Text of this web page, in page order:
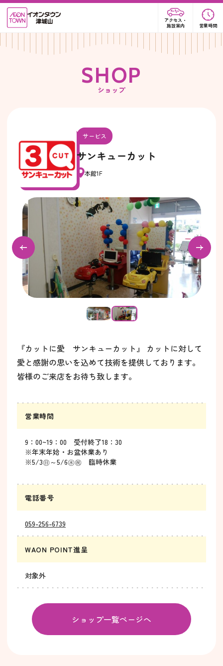
アクセス・
施設案内
営業時間
SHOP
ショップ
サービス
サンキューカット
本館1F
『カットに愛 サンキューカット』 カットに対して
愛と感謝の思いを込めて技術を提供しております。
皆様のご来店をお待ち致します。
営業時間
9：00~19：00 受付終了18：30
※年末年始・お盆休業あり
※5/3㊐～5/6㊌㊗ 臨時休業
電話番号
059-256-6739
WAON POINT進呈
対象外
ショップ一覧ページへ